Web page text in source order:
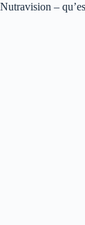
Nutravision –